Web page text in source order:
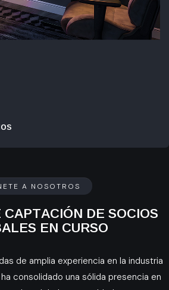
A NOSOTROS
CAPTACIÓN DE SOCIOS
EN CURSO
de amplia experiencia en la industria
ha consolidado una sólida presencia en